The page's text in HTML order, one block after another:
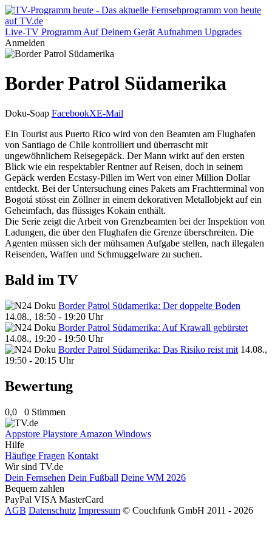
Live-TV Programm Auf Deinem Gerät Aufnahmen Upgrades
Anmelden
Border Patrol Südamerika
Doku-Soap FacebookXE-Mail
Ein Tourist aus Puerto Rico wird von den Beamten am Flughafen
von Santiago de Chile kontrolliert und überrascht mit
ungewöhnlichem Reisegepäck. Der Mann wirkt auf den ersten
Blick wie ein respektabler Rentner auf Reisen, doch in seinem
Gepäck werden Ecstasy-Pillen im Wert von einer Million Dollar
entdeckt. Bei der Untersuchung eines Pakets am Frachtterminal von
Bogotá stösst ein Zöllner in einem dekorativen Metallobjekt auf ein
Geheimfach, das flüssiges Kokain enthält.
Die Serie zeigt die Arbeit von Grenzbeamten bei der Inspektion von
Ladungen, die über den Flughafen die Grenze überschreiten. Die
Agenten müssen sich der mühsamen Aufgabe stellen, nach illegalen
Reisenden, Waffen und Schmuggelware zu suchen.
Bald im TV
Border Patrol Südamerika: Der doppelte Boden
14.08., 18:50 - 19:20 Uhr
Border Patrol Südamerika: Auf Krawall gebürstet
14.08., 19:20 - 19:50 Uhr
Border Patrol Südamerika: Das Risiko reist mit 14.08.,
19:50 - 20:15 Uhr
Bewertung
0,0 0 Stimmen
Appstore Playstore Amazon Windows
Hilfe
Häufige Fragen Kontakt
Wir sind TV.de
Dein Fernsehen Dein Fußball Deine WM 2026
Bequem zahlen
PayPal VISA MasterCard
AGB Datenschutz Impressum © Couchfunk GmbH 2011 - 2026